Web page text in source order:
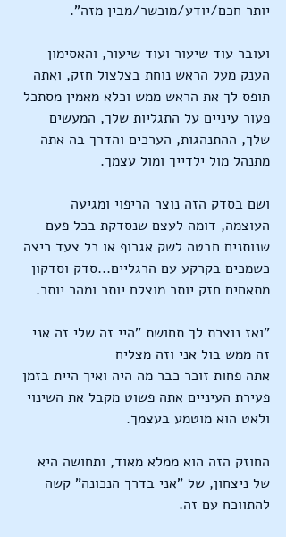
יותר חכם/יודע/מוכשר/מבין מזה".
ועובר עוד שיעור ועוד שיעור, והאסימון
הענק מעל הראש נוחת בצלצול חזק, ואתה
תופס לך את הראש ממש וכלא מאמין מסתכל
פעור עיניים על התגליות שלך, המעשים
שלך, ההתנהגות, הערכים והדרך בה אתה
מתנהל מול ילדייך ומול עצמך.
ושם בסדק הזה נוצר הריפוי ומגיעה
העוצמה, דומה לעצם שנסדקת בכל פעם
שנותנים חבטה לשק אגרוף או כל צעד ריצה
כשמכים בקרקע עם הרגליים...סדק וסדקון
מתאחים חזק יותר מוצלח יותר ומהר יותר.
"ואז נוצרת לך תחושת "היי זה שלי זה אני
זה ממש בול אני וזה מצליח
אתה פחות זוכר כבר מה היה ואיך היית בזמן
פעירת העיניים אתה פשוט מקבל את השינוי
ולאט הוא מוטמע בעצמך.
החוזק הזה הוא ממלא מאוד, ותחושה היא
של ניצחון, של "אני בדרך הנכונה" קשה
להתווכח עם זה.